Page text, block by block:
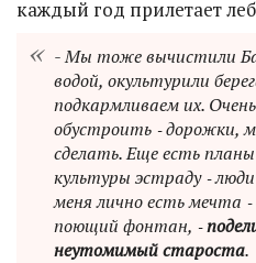
каждый год прилетает
- Мы тоже вычистили
водой, окультурили
подкармливаем их.
обустроить ‑ дорожки,
сделать. Еще есть
культуры эстраду ‑
меня лично есть мечта
поющий фонтан, ‑
неутомимый староста.